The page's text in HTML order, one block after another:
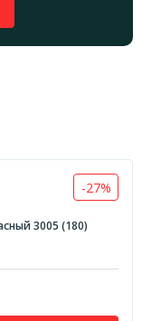
-27%
3005 (180)